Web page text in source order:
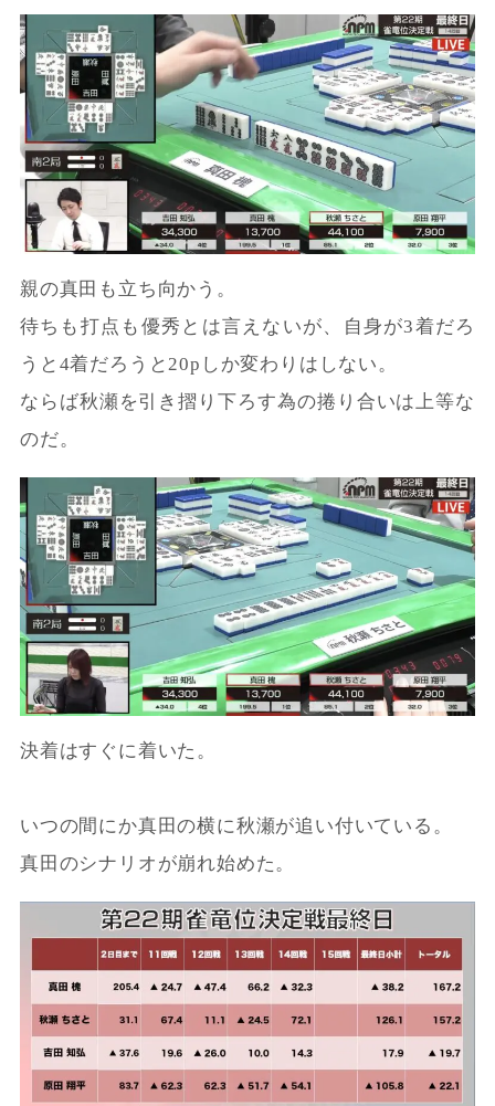
親の真田も立ち向かう。
待ちも打点も優秀とは言えないが、自身が3着だろ
うと4着だろうと20pしか変わりはしない。
ならば秋瀬を引き摺り下ろす為の捲り合いは上等な
のだ。
決着はすぐに着いた。
いつの間にか真田の横に秋瀬が追い付いている。
真田のシナリオが崩れ始めた。